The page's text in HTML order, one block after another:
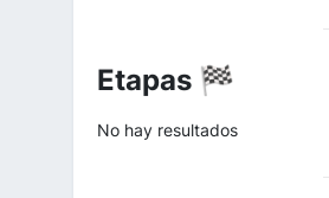
Etapas 🏁
No hay resultados